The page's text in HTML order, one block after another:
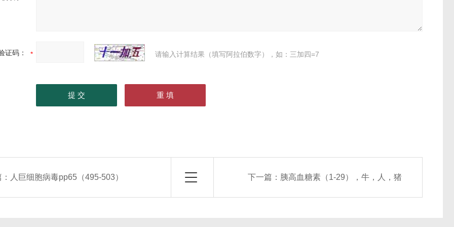
证码： 请输入计算结果（填写阿拉伯数字），如：三加四=7
人巨细胞病毒pp65（495-503） 下一篇： 胰高血糖素（1-29），牛，人，猪